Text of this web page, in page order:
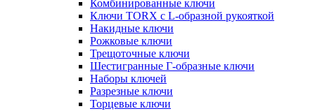
Комбинированные ключи
Ключи TORX с L-образной рукояткой
Накидные ключи
Рожковые ключи
Трещоточные ключи
Шестигранные Г-образные ключи
Наборы ключей
Разрезные ключи
Торцевые ключи